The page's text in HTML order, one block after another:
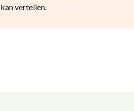
kan vertellen.